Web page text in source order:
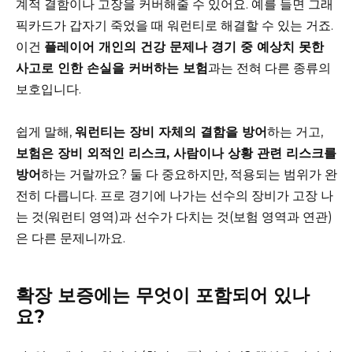
계적 결함이나 고장을 커버해줄 수 있어요. 예를 들면 그래
픽카드가 갑자기 죽었을 때 워런티로 해결할 수 있는 거죠.
이건 플레이어 개인의 건강 문제나 경기 중 예상치 못한
사고로 인한 손실을 커버하는 보험과는 전혀 다른 종류의
보호입니다.
쉽게 말해, 워런티는 장비 자체의 결함을 방어하는 거고,
보험은 장비 외적인 리스크, 사람이나 상황 관련 리스크를
방어하는 거랄까요? 둘 다 중요하지만, 적용되는 범위가 완
전히 다릅니다. 프로 경기에 나가는 선수의 장비가 고장 나
는 것(워런티 영역)과 선수가 다치는 것(보험 영역과 연관)
은 다른 문제니까요.
확장 보증에는 무엇이 포함되어 있나
요?